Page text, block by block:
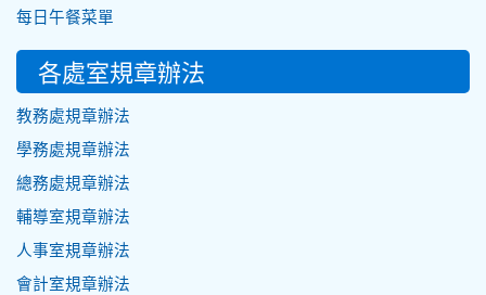
每日午餐菜單
各處室規章辦法
教務處規章辦法
學務處規章辦法
總務處規章辦法
輔導室規章辦法
人事室規章辦法
會計室規章辦法